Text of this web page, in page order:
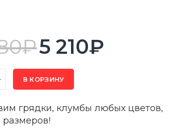
₽5 210₽
В КОРЗИНУ
грядки, клумбы любых цветов,